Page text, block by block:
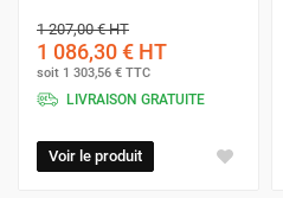
1 207,00 €HT
1 086,30 € HT
soit 1 303,56 € TTC
LIVRAISON GRATUITE
Voir le produit